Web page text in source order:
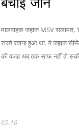
बचाई जान
मालवाहक जहाज MSV सलामत,
रास्ते रवाना हुआ था. ये जहाज
की वजह अब तक साफ नहीं हो
05-16